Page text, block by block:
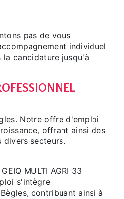
pas de vous
individuel
candidature jusqu'à
Notre offre d'emploi
offrant ainsi des
divers secteurs.
MULTI AGRI 33
s'intègre
contribuant ainsi à